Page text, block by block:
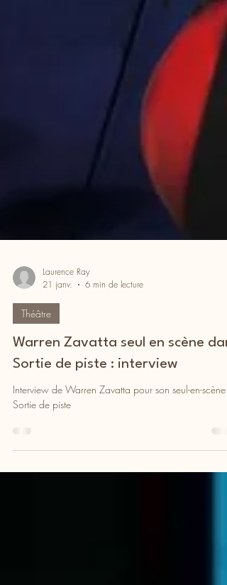
Laurence Ray
21 janv.
Théâtre
Warren Zavatta seul en scène
Sortie de piste : interview
Sortie de piste